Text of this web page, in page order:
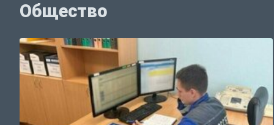
Общество